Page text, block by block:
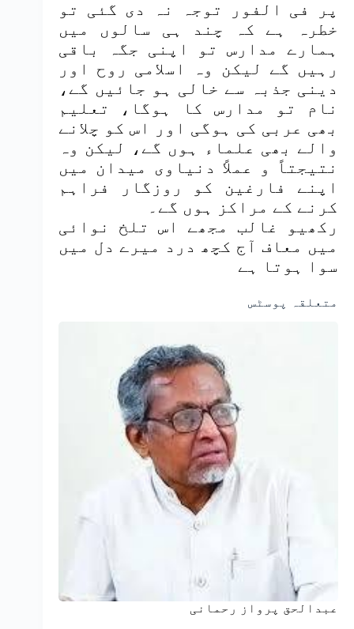
پر فی الفور توجہ نہ دی گئی تو
خطرہ ہے کہ چند ہی سالوں میں
ہمارے مدارس تو اپنی جگہ باقی
رہیں گے لیکن وہ اسلامی روح اور
دینی جذبہ سے خالی ہو جائیں گے،
نام تو مدارس کا ہوگا، تعلیم
بھی عربی کی ہوگی اور اس کو چلانے
والے بھی علماء ہوں گے، لیکن وہ
نتیجتاً و عملاً دنیاوی میدان میں
اپنے فارغین کو روزگار فراہم
کرنے کے مراکز ہوں گے۔
رکھیو غالب مجھے اس تلخ نوائی
میں معاف آج کچھ درد میرے دل میں
سوا ہوتا ہے
متعلقہ پوسٹس
عبدالحق پرواز رحمانی